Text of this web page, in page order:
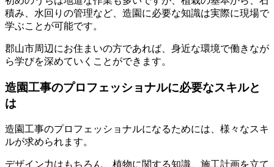
積み、水回りの管理など、造園に必要な知識は実際に現場で
学ぶことが可能です。
郡山市周辺にお住まいの方であれば、身近な環境で働きなが
ら学びを深めていくことができます。
造園工事のプロフェッショナルに必要なスキルと
は
造園工事のプロフェッショナルになるためには、様々なスキ
ルが求められます。
デザイン力はもちろん、植物に関する知識、施工計画を立て